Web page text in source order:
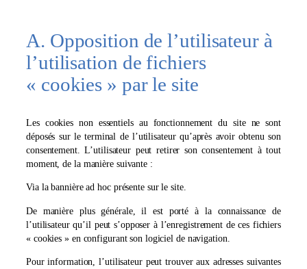
A. Opposition de l’utilisateur à
l’utilisation de fichiers
« cookies » par le site
Les cookies non essentiels au fonctionnement du site ne sont
déposés sur le terminal de l’utilisateur qu’après avoir obtenu son
consentement. L’utilisateur peut retirer son consentement à tout
moment, de la manière suivante :
Via la bannière ad hoc présente sur le site.
De manière plus générale, il est porté à la connaissance de
l’utilisateur qu’il peut s’opposer à l’enregistrement de ces fichiers
« cookies » en configurant son logiciel de navigation.
Pour information, l’utilisateur peut trouver aux adresses suivantes